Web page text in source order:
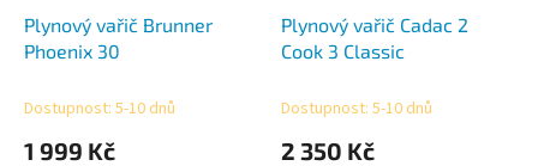
Plynový vařič Brunner
Phoenix 30
Dostupnost: 5-10 dnů
1 999 Kč
Plynový vařič Cadac 2
Cook 3 Classic
Dostupnost: 5-10 dnů
2 350 Kč